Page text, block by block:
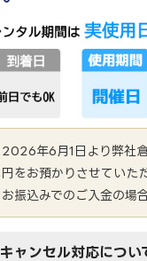
2026年6月1日より弊社
円をお預かりさせていた
お振込みでのご入金の場
キャンセル対応につい